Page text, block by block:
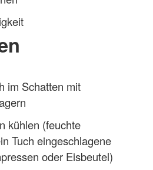
im Schatten mit
kühlen (feuchte
Tuch eingeschlagene
oder Eisbeutel)